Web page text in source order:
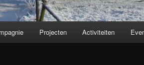
Projecten Activiteiten